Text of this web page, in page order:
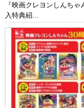
『映画クレヨンしんち
入特典紹...